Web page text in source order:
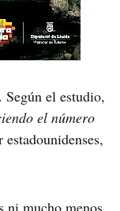
Según el estudio,
el número
estadounidenses,
ni mucho menos